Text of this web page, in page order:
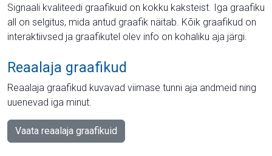
Signaali kvaliteedi graafikuid on kokku kaksteist. Iga graafiku
all on selgitus, mida antud graafik näitab. Kõik graafikud on
interaktiivsed ja graafikutel olev info on kohaliku aja järgi.
Reaalaja graafikud
Reaalaja graafikud kuvavad viimase tunni aja andmeid ning
uuenevad iga minut.
Vaata reaalaja graafikuid